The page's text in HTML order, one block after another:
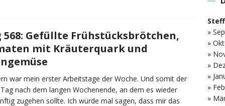
568: Gefüllte Frühstücksbrötchen,
mit Kräuterquark und
war mein erster Arbeitstage der Woche. Und somit der
nach dem langen Wochenende, an dem es wieder
zugehen sollte. Ich würde mal sagen, dass mir das
»
»
»
»
»
»
»